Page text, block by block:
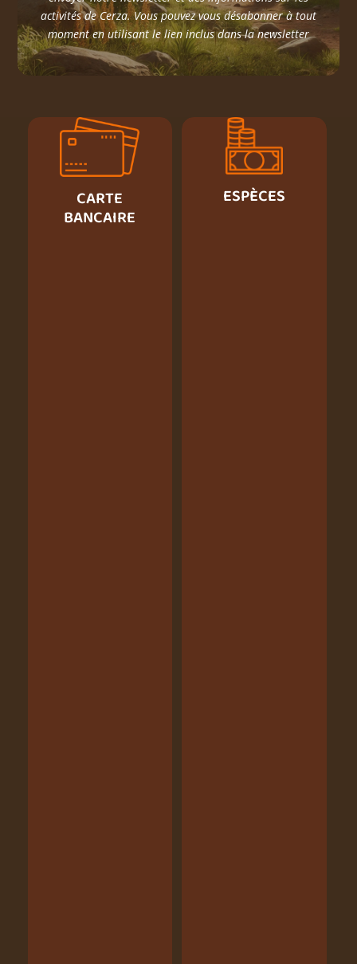
activités de Cerza. Vous pouvez vous désabonner à tout
moment en utilisant le lien inclus dans la newsletter
CARTE
BANCAIRE
ESPÈCES